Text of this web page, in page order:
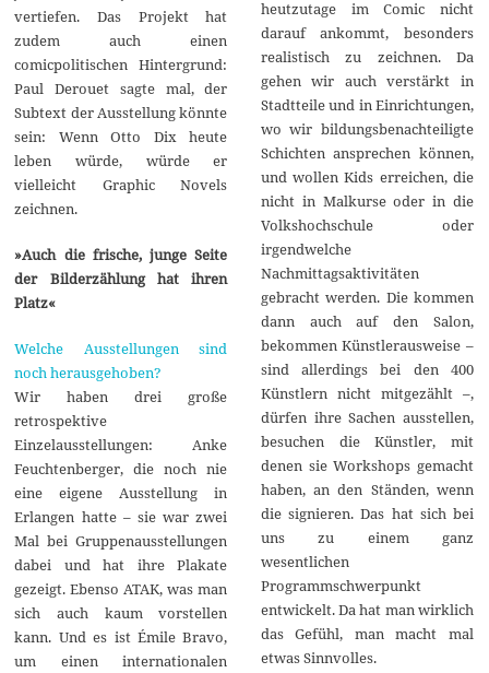
vertiefen. Das Projekt hat
zudem auch einen
comicpolitischen Hintergrund:
Paul Derouet sagte mal, der
Subtext der Ausstellung könnte
sein: Wenn Otto Dix heute
leben würde, würde er
vielleicht Graphic Novels
zeichnen.
»Auch die frische, junge Seite
der Bilderzählung hat ihren
Platz«
Welche Ausstellungen sind
noch herausgehoben?
Wir haben drei große
retrospektive
Einzelausstellungen: Anke
Feuchtenberger, die noch nie
eine eigene Ausstellung in
Erlangen hatte – sie war zwei
Mal bei Gruppenausstellungen
dabei und hat ihre Plakate
gezeigt. Ebenso ATAK, was man
sich auch kaum vorstellen
kann. Und es ist Émile Bravo,
um einen internationalen
heutzutage im Comic nicht
darauf ankommt, besonders
realistisch zu zeichnen. Da
gehen wir auch verstärkt in
Stadtteile und in Einrichtungen,
wo wir bildungsbenachteiligte
Schichten ansprechen können,
und wollen Kids erreichen, die
nicht in Malkurse oder in die
Volkshochschule oder
irgendwelche
Nachmittagsaktivitäten
gebracht werden. Die kommen
dann auch auf den Salon,
bekommen Künstlerausweise –
sind allerdings bei den 400
Künstlern nicht mitgezählt –,
dürfen ihre Sachen ausstellen,
besuchen die Künstler, mit
denen sie Workshops gemacht
haben, an den Ständen, wenn
die signieren. Das hat sich bei
uns zu einem ganz
wesentlichen
Programmschwerpunkt
entwickelt. Da hat man wirklich
das Gefühl, man macht mal
etwas Sinnvolles.